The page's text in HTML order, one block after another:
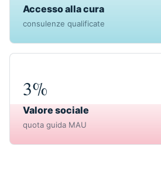
Accesso alla cura
consulenze qualificate
3%
Valore sociale
quota guida MAU